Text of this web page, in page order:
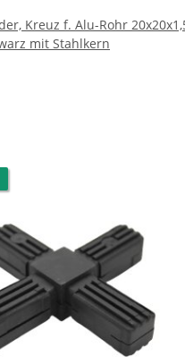
Kreuz f. Alu-Rohr
mit Stahlkern